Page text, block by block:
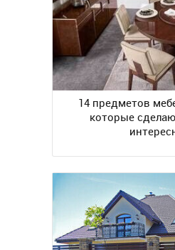
14 предметов
которые